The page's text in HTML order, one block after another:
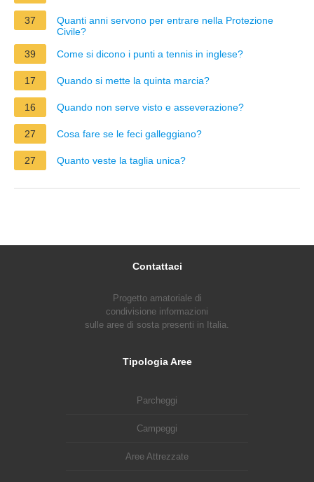
37
Quanti anni servono per entrare nella Protezione
Civile?
39
Come si dicono i punti a tennis in inglese?
17 Quando si mette la quinta marcia?
16 Quando non serve visto e asseverazione?
27 Cosa fare se le feci galleggiano?
27 Quanto veste la taglia unica?
Contattaci
Progetto amatoriale di
condivisione informazioni
sulle aree di sosta presenti in Italia.
Tipologia Aree
Parcheggi
Campeggi
Aree Attrezzate